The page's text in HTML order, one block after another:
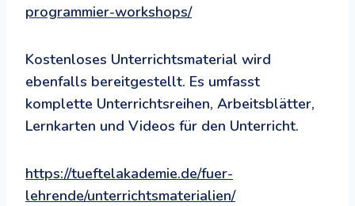
programmier-workshops/
Kostenloses Unterrichtsmaterial wird
ebenfalls bereitgestellt. Es umfasst
komplette Unterrichtsreihen, Arbeitsblätter,
Lernkarten und Videos für den Unterricht.
https://tueftelakademie.de/fuer-
lehrende/unterrichtsmaterialien/